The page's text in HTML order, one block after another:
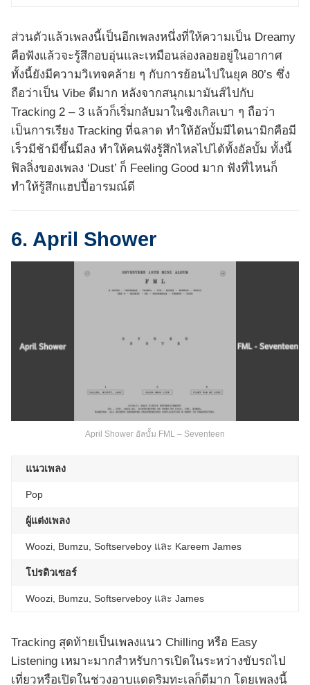
ส่วนตัวแล้วเพลงนี้เป็นอีกเพลงหนึ่งที่ให้ความเป็น Dreamy
คือฟังแล้วจะรู้สึกอบอุ่นและเหมือนล่องลอยอยู่ในอากาศ
ทั้งนี้ยังมีความวิเทจคล้าย ๆ กับการย้อนไปในยุค 80’s ซึ่ง
ถือว่าเป็น Vibe ดีมาก หลังจากสนุกเมามันส์ไปกับ
Tracking 2 – 3 แล้วก็เริ่มกลับมาในซิงเกิลเบา ๆ ถือว่า
เป็นการเรียง Tracking ที่ฉลาด ทำให้อัลบั้มมีไดนามิกคือมี
เร็วมีช้ามีขึ้นมีลง ทำให้คนฟังรู้สึกไหลไปได้ทั้งอัลบั้ม ทั้งนี้
ฟิลลิ่งของเพลง ‘Dust’ ก็ Feeling Good มาก ฟังที่ไหนก็
ทำให้รู้สึกแฮปปี้อารมณ์ดี
6. April Shower
April Shower อัลบั้ม FML – Seventeen
แนวเพลง
Pop
ผู้แต่งเพลง
Woozi, Bumzu, Softserveboy และ Kareem James
โปรดิวเซอร์
Woozi, Bumzu, Softserveboy และ James
Tracking สุดท้ายเป็นเพลงแนว Chilling หรือ Easy
Listening เหมาะมากสำหรับการเปิดในระหว่างขับรถไป
เที่ยวหรือเปิดในช่วงอาบแดดริมทะเลก็ดีมาก โดยเพลงนี้